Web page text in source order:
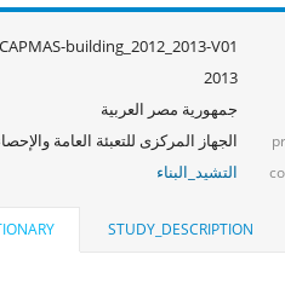
building_2012_2013-V01
2013
جمهورية مصر العربية
الجهاز المركزى للتعبئة العامة
التشيد_البناء
STUDY_DESCRIPTION